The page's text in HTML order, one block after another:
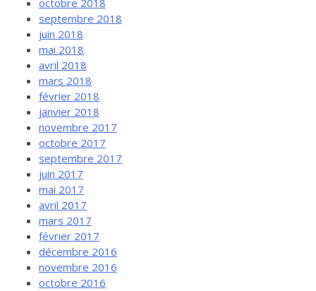
octobre 2018
septembre 2018
juin 2018
mai 2018
avril 2018
mars 2018
février 2018
janvier 2018
novembre 2017
octobre 2017
septembre 2017
juin 2017
mai 2017
avril 2017
mars 2017
février 2017
décembre 2016
novembre 2016
octobre 2016